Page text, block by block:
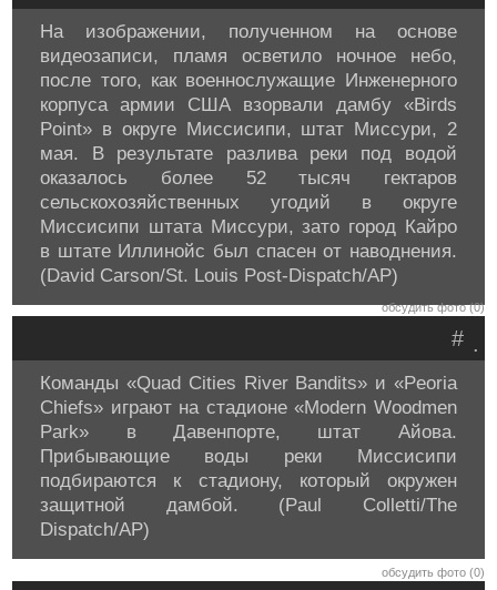
На изображении, полученном на основе
видеозаписи, пламя осветило ночное небо,
после того, как военнослужащие Инженерного
корпуса армии США взорвали дамбу «Birds
Point» в округе Миссисипи, штат Миссури, 2
мая. В результате разлива реки под водой
оказалось более 52 тысяч гектаров
сельскохозяйственных угодий в округе
Миссисипи штата Миссури, зато город Кайро
в штате Иллинойс был спасен от наводнения.
(David Carson/St. Louis Post-Dispatch/AP)
обсудить фото (0)
.
#
Команды «Quad Cities River Bandits» и «Peoria
Chiefs» играют на стадионе «Modern Woodmen
Park» в Давенпорте, штат Айова.
Прибывающие воды реки Миссисипи
подбираются к стадиону, который окружен
защитной дамбой. (Paul Colletti/The
Dispatch/AP)
обсудить фото (0)